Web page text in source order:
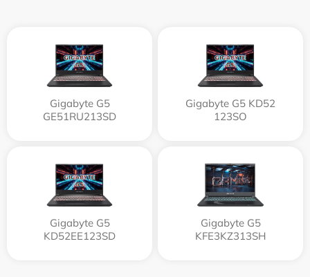
Gigabyte G5
GE51RU213SD
Gigabyte G5 KD52
123SO
Gigabyte G5
KD52EE123SD
Gigabyte G5
KFE3KZ313SH